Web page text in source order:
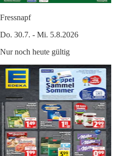
Fressnapf
Do. 30.7. - Mi. 5.8.2026
Nur noch heute gültig